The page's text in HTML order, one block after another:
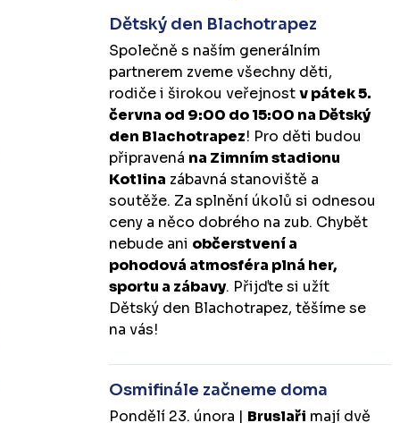
Dětský den Blachotrapez
Společně s naším generálním
partnerem zveme všechny děti,
rodiče i širokou veřejnostv pátek 5.
června od 9:00 do 15:00 na Dětský
den Blachotrapez! Pro děti budou
připravená na Zimním stadionu
Kotlina zábavná stanoviště a
soutěže. Za splnění úkolů si odnesou
ceny a něco dobrého na zub. Chybět
nebude ani občerstvení a
pohodová atmosféra plná her,
sportu a zábavy. Přijďte si užít
Dětský den Blachotrapez, těšíme se
na vás!
Osmifinále začneme doma
Pondělí 23. února | Bruslaři mají dvě